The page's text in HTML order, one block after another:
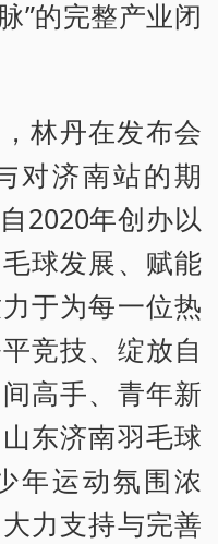
”的完整产业闭
林丹在发布会
对济南站的期
2020年创办以
球发展、赋能
于为每一位热
竞技、绽放自
高手、青年新
东济南羽毛球
年运动氛围浓
力支持与完善